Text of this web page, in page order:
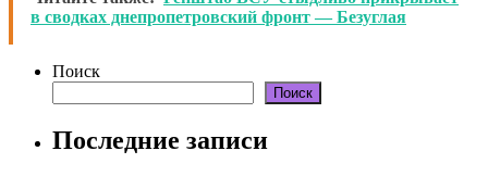
в сводках днепропетровский фронт — Безуглая
Поиск
Поиск
Последние записи